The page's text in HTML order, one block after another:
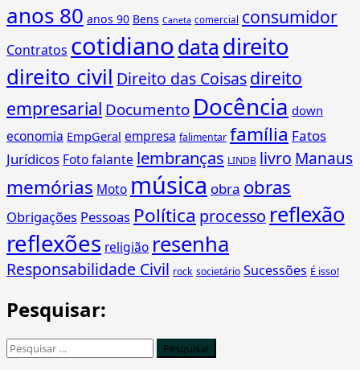
anos 80 anos 90 Bens Caneta comercial consumidor
Contratos cotidianodata direito
direito civil Direito das Coisasdireito
empresarial Documento Docência down
economia EmpGeral empresa falimentar família Fatos
Jurídicos Foto falante lembranças LINDB livro Manaus
memórias Moto música obra obras
Obrigações Pessoas Política processo reflexão
reflexões religião resenha
Responsabilidade Civil rock societário Sucessões É isso!
Pesquisar:
Pesquisar